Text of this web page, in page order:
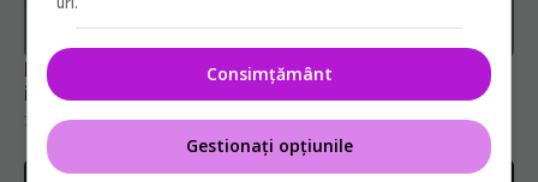
Pelinul, planta care intrigă medicii: poate calma
inflamația, dar ascunde și riscuri serioase
15 mai 2026, 23:55
Consimțământ
Gestionați opțiunile